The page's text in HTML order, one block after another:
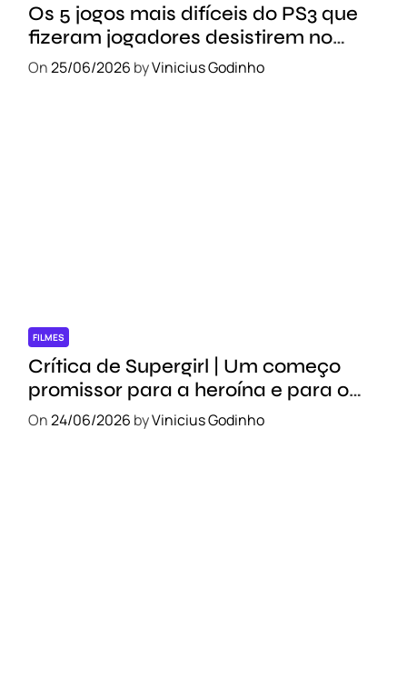
Os 5 jogos mais difíceis do PS3 que
fizeram jogadores desistirem no
meio do caminho
On25/06/2026 byVinicius Godinho
FILMES
Crítica de Supergirl | Um começo
promissor para a heroína e para o
novo DCU
On24/06/2026 byVinicius Godinho